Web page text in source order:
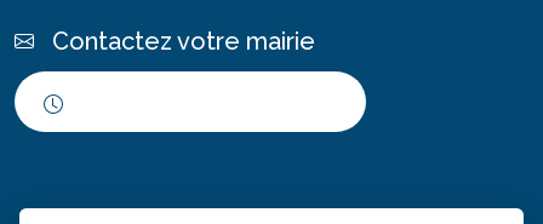
Contactez votre mairie